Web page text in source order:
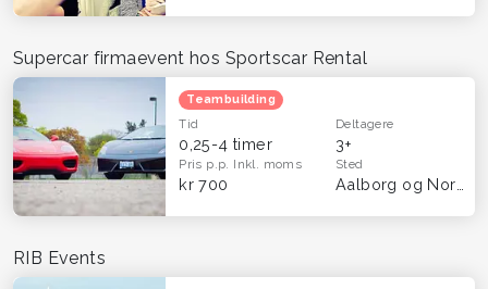
Supercar firmaevent hos Sportscar Rental
Teambuilding
Tid
0,25-4 timer
Deltagere
3+
Pris p.p. Inkl. moms
kr 700
Sted
RIB Events